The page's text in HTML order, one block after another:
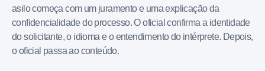
asilo começa com um juramento e uma explicação da
confidencialidade do processo. O oficial confirma a identidade
do solicitante, o idioma e o entendimento do intérprete. Depois,
o oficial passa ao conteúdo.